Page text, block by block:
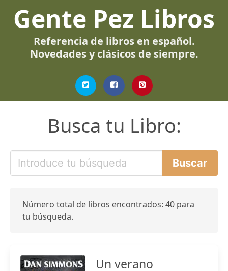
Gente Pez Libros
Referencia de libros en español.
Novedades y clásicos de siempre.
Busca tu Libro:
Número total de libros encontrados: 40 para
tu búsqueda.
Un verano